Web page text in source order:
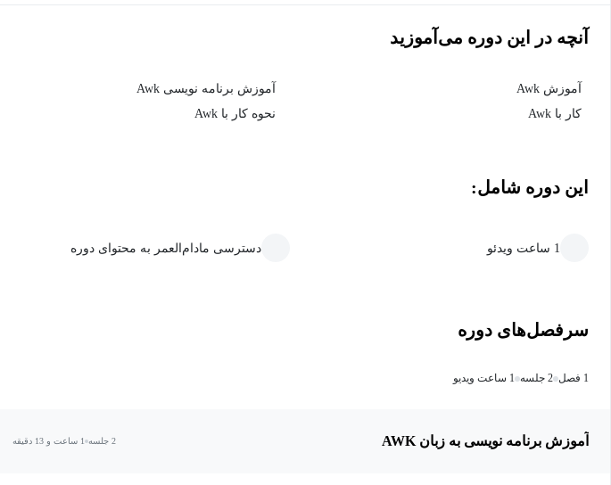
آنچه در این دوره می‌آموزید
آموزش Awk
آموزش برنامه نویسی Awk
کار با Awk
نحوه کار با Awk
این دوره شامل:
1 ساعت ویدئو دسترسی مادام‌العمر به محتوای دوره
سرفصل‌های دوره
1 فصل 2 جلسه 1 ساعت ویدیو
آموزش برنامه نویسی به زبان AWK 2 جلسه 1 ساعت و 13 دقیقه